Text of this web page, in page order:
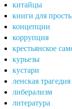
китайцы
книги для
концепции
коррупция
крестьянское
курьезы
кустари
ленская трагедия
либерализм
литература